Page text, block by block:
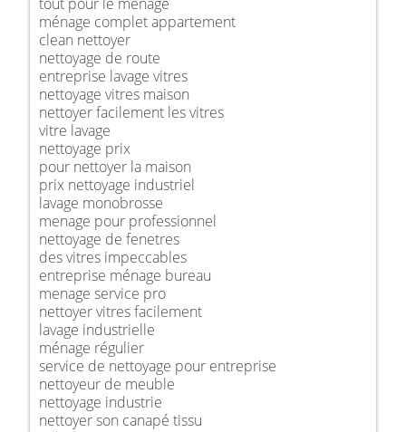
ménage complet appartement
clean nettoyer
nettoyage de route
entreprise lavage vitres
nettoyage vitres maison
nettoyer facilement les vitres
vitre lavage
nettoyage prix
pour nettoyer la maison
prix nettoyage industriel
lavage monobrosse
menage pour professionnel
nettoyage de fenetres
des vitres impeccables
entreprise ménage bureau
menage service pro
nettoyer vitres facilement
lavage industrielle
ménage régulier
service de nettoyage pour entreprise
nettoyeur de meuble
nettoyage industrie
nettoyer son canapé tissu